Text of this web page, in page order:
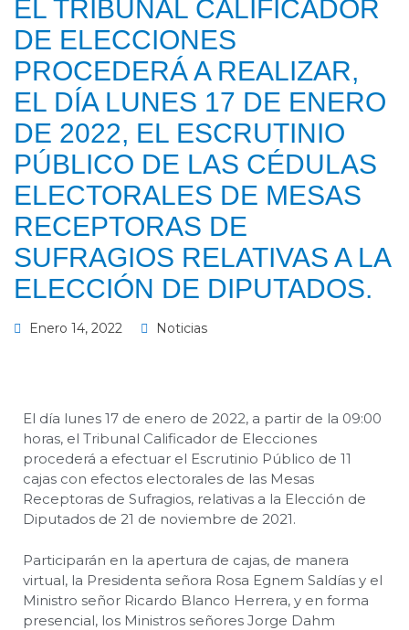
EL TRIBUNAL CALIFICADOR
DE ELECCIONES
PROCEDERÁ A REALIZAR,
EL DÍA LUNES 17 DE ENERO
DE 2022, EL ESCRUTINIO
PÚBLICO DE LAS CÉDULAS
ELECTORALES DE MESAS
RECEPTORAS DE
SUFRAGIOS RELATIVAS A LA
ELECCIÓN DE DIPUTADOS.
Enero 14, 2022 Noticias
El día lunes 17 de enero de 2022, a partir de la 09:00
horas, el Tribunal Calificador de Elecciones
procederá a efectuar el Escrutinio Público de 11
cajas con efectos electorales de las Mesas
Receptoras de Sufragios, relativas a la Elección de
Diputados de 21 de noviembre de 2021.
Participarán en la apertura de cajas, de manera
virtual, la Presidenta señora Rosa Egnem Saldías y el
Ministro señor Ricardo Blanco Herrera, y en forma
presencial, los Ministros señores Jorge Dahm